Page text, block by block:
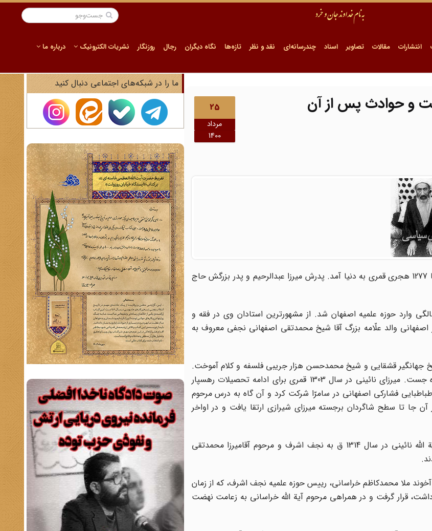
انتشارات مقالات تصاویر اسناد چندرسانه‌ای نقد و نظر تازه‌ها نگاه دیگران رجال روزنگار نشریات الکترونیک درباره ما
25
مرداد
1400
و حوادث پس از آن
محمدحسین نائینى از خاندان معروف روحانى نائین در سال 1273 یا 1277 هجرى قمرى به دنیا آمد. پدرش میرزا عبدالرحیم و پدر بزرگش حاج
پس از گذراندن دوره تحصیلات ابتدایى، در سن 17 سالگى وارد حوزه علمیه اصفهان شد. از مشهورترین استادان وى در فقه و
والد علّامه بزرگ آقا شیخ محمدتقى اصفهانى نجفى معروف به
شیخ جهانگیر قشقایى و شیخ محمدحسن هزار جریبى فلسفه و کلام آموخت.
وى همچنین از دروس فلسفه و کلام آیة اللّه آقا نجفى اصفهانى بهره جست. میرزاى نائینى در سال 1303 قمرى براى ادامه تحصیلات رهسپار
فشارکى اصفهانى در سامرّا شرکت کرد و آن گاه به درس مرحوم
جا تا سطح شاگردان برجسته میرزاى شیرازى ارتقا یافت و در اواخر
زمانى که میرزاى شیرازى به سال 1312 ق دار فانى را وداع گفت، آیة اللّه نائینى در سال 1314 ق به نجف اشرف و مرحوم آقامیرزا محمدتقى
ملا محمدکاظم خراسانى، رییس حوزه علمیه نجف اشرف، که از زمان
قرار گرفت و در همراهى مرحوم آیة الله خراسانى به زعامت نهضت
ما را در شبکه‌های اجتماعی دنبال کنید